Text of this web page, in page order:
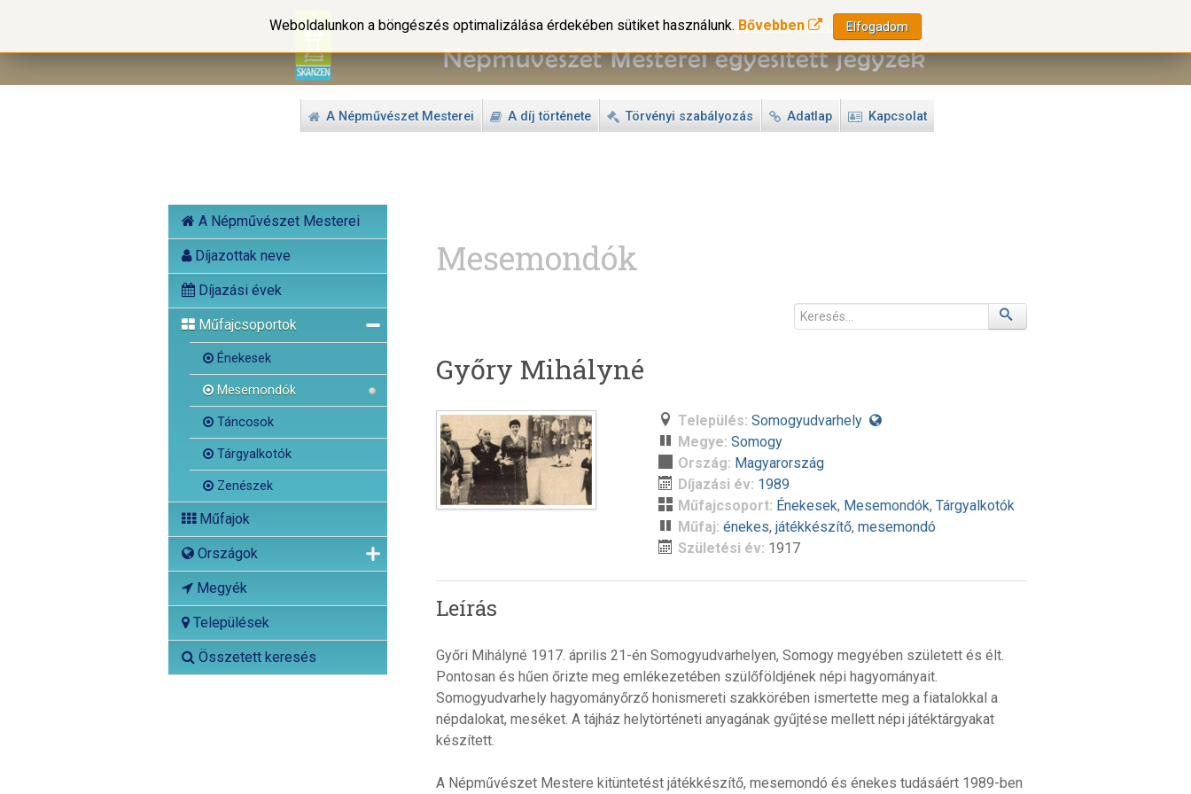
A Népművészet Mesterei A díj története Törvényi szabályozás Adatlap Kapcsolat
A Népművészet Mesterei
Díjazottak neve
Díjazási évek
Műfajcsoportok
Énekesek
Mesemondók
Táncosok
Tárgyalkotók
Zenészek
Műfajok
Országok
Megyék
Települések
Összetett keresés
Weboldalunkon a böngészés optimalizálása érdekében sütiket használunk. Bővebben Elfogadom
Mesemondók
Győry Mihályné
Település:Somogyudvarhely
Megye:Somogy
Ország: Magyarország
Díjazási év: 1989
Műfajcsoport: Énekesek, Mesemondók,Tárgyalkotók
Műfaj:énekes,játékkészítő,mesemondó
Születési év: 1917
Leírás
Győri Mihályné 1917. április 21-én Somogyudvarhelyen, Somogy megyében született és élt.
Pontosan és hűen őrizte meg emlékezetében szülőföldjének népi hagyományait.
Somogyudvarhely hagyományőrző honismereti szakkörében ismertette meg a fiatalokkal a
népdalokat, meséket. A tájház helytörténeti anyagának gyűjtése mellett népi játéktárgyakat
készített.
A Népművészet Mestere kitüntetést játékkészítő, mesemondó és énekes tudásáért 1989-ben